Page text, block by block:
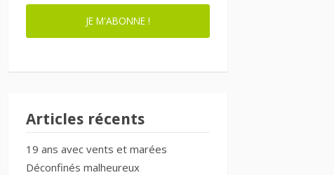
JE M'ABONNE !
Articles récents
19 ans avec vents et marées
Déconfinés malheureux